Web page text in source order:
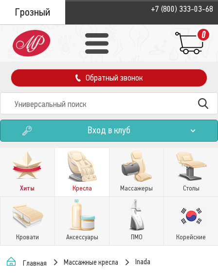
Грозный +7 (800) 333-03-68
0
Обратный звонок
Вход в клуб
Хиты Кресла Массажеры Столы
Кровати Аксессуары ПМО Корейские
Главная Массажные кресла Inada